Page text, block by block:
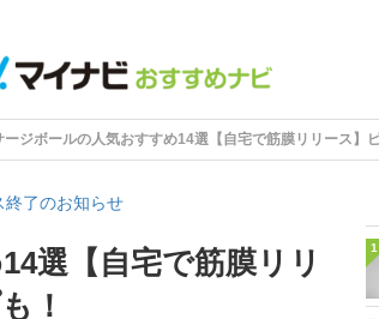
ージボールの人気おすすめ14選【自宅で筋膜リリース】
終了のお知らせ
選【自宅で筋膜リリ
！
1